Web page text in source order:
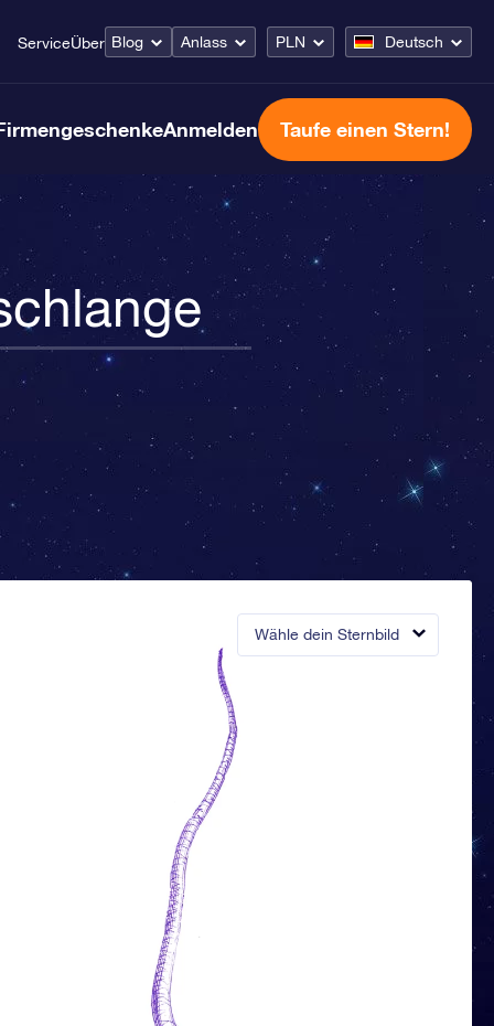
ServiceÜber Blog Anlass PLN Deutsch
Anmelden Taufe einen Stern!
Wähle dein Sternbild